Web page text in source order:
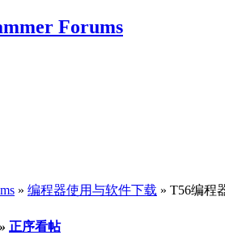
» 编程器使用与软件下载 » T56编程
» 正序看帖